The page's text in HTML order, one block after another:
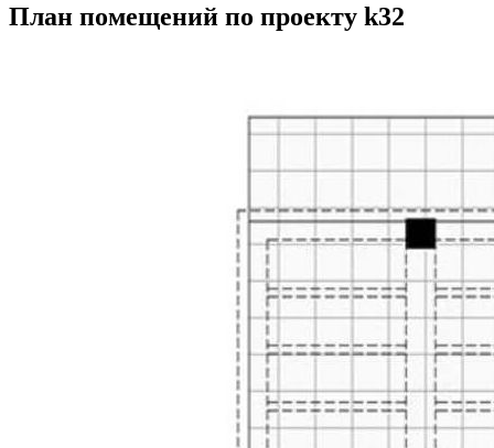
План помещений по проекту k32